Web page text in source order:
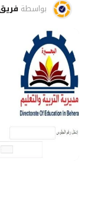
بواسطة